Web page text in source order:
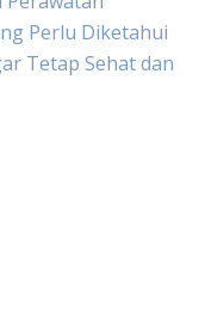
Perlu Diketahui
Tetap Sehat dan